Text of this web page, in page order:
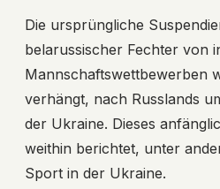
Die ursprüngliche
belarussischer Fechter von
Mannschaftswettbewerben
verhängt, nach Russlands
der Ukraine. Dieses
weithin berichtet, unter
Sport in der Ukraine.